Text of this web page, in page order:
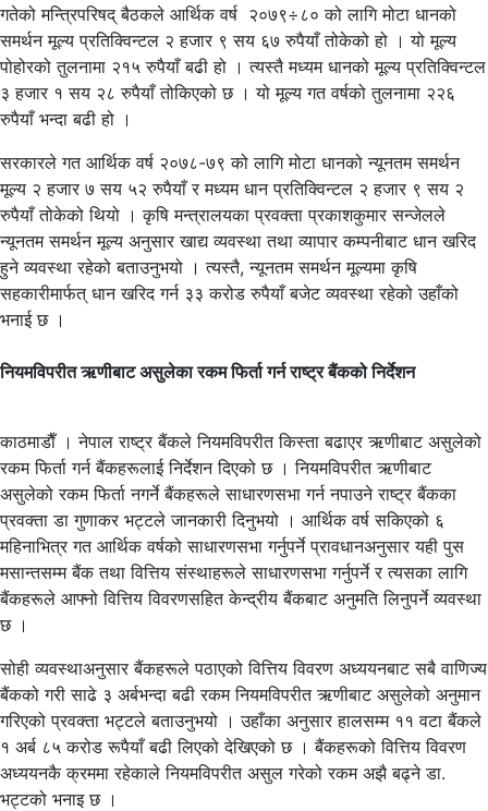
गतेको मन्त्रिपरिषद् बैठकले आर्थिक वर्ष २०७९÷८० को लागि मोटा धानको
समर्थन मूल्य प्रतिक्विन्टल २ हजार ९ सय ६७ रुपैयाँ तोकेको हो । यो मूल्य
पोहोरको तुलनामा २१५ रुपैयाँ बढी हो । त्यस्तै मध्यम धानको मूल्य प्रतिक्विन्टल
३ हजार १ सय २८ रुपैयाँ तोकिएको छ । यो मूल्य गत वर्षको तुलनामा २२६
रुपैयाँ भन्दा बढी हो ।
सरकारले गत आर्थिक वर्ष २०७८-७९ को लागि मोटा धानको न्यूनतम समर्थन
मूल्य २ हजार ७ सय ५२ रुपैयाँ र मध्यम धान प्रतिक्विन्टल २ हजार ९ सय २
रुपैयाँ तोकेको थियो । कृषि मन्त्रालयका प्रवक्ता प्रकाशकुमार सन्जेलले
न्यूनतम समर्थन मूल्य अनुसार खाद्य व्यवस्था तथा व्यापार कम्पनीबाट धान खरिद
हुने व्यवस्था रहेको बताउनुभयो । त्यस्तै, न्यूनतम समर्थन मूल्यमा कृषि
सहकारीमार्फत् धान खरिद गर्न ३३ करोड रुपैयाँ बजेट व्यवस्था रहेको उहाँको
भनाई छ ।
नियमविपरीत ऋणीबाट असुलेका रकम फिर्ता गर्न राष्ट्र बैंकको निर्देशन
काठमाडाैँ । नेपाल राष्ट्र बैंकले नियमविपरीत किस्ता बढाएर ऋणीबाट असुलेको
रकम फिर्ता गर्न बैंकहरूलाई निर्देशन दिएको छ । नियमविपरीत ऋणीबाट
असुलेको रकम फिर्ता नगर्ने बैंकहरूले साधारणसभा गर्न नपाउने राष्ट्र बैंकका
प्रवक्ता डा गुणाकर भट्टले जानकारी दिनुभयो । आर्थिक वर्ष सकिएको ६
महिनाभित्र गत आर्थिक वर्षको साधारणसभा गर्नुपर्ने प्रावधानअनुसार यही पुस
मसान्तसम्म बैंक तथा वित्तिय संस्थाहरूले साधारणसभा गर्नुपर्ने र त्यसका लागि
बैंकहरूले आफ्नो वित्तिय विवरणसहित केन्द्रीय बैंकबाट अनुमति लिनुपर्ने व्यवस्था
छ ।
सोही व्यवस्थाअनुसार बैंकहरूले पठाएको वित्तिय विवरण अध्ययनबाट सबै वाणिज्य
बैंकको गरी साढे ३ अर्बभन्दा बढी रकम नियमविपरीत ऋणीबाट असुलेको अनुमान
गरिएको प्रवक्ता भट्टले बताउनुभयो । उहाँका अनुसार हालसम्म ११ वटा बैंकले
१ अर्ब ८५ करोड रूपैयाँ बढी लिएको देखिएको छ । बैंकहरूको वित्तिय विवरण
अध्ययनकै क्रममा रहेकाले नियमविपरीत असुल गरेको रकम अझै बढ्ने डा.
भट्टको भनाइ छ ।